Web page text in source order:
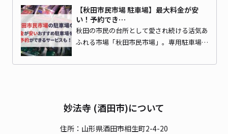
【秋田市民市場 駐車場】最大料金が安
い！予約でき…
秋田の市民の台所として愛され続ける活気あ
ふれる市場「秋田市民市場」。専用駐車場…
妙法寺 (酒田市)について
住所：山形県酒田市相生町2-4-20